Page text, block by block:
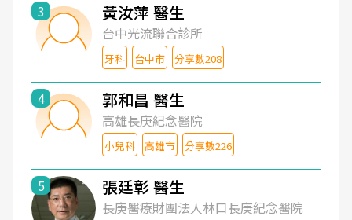
3 黃汝萍 醫生
台中光流聯合診所
牙科 台中市 分享數208
4 郭和昌 醫生
高雄長庚紀念醫院
小兒科 高雄市 分享數226
5 張廷彰 醫生
長庚醫療財團法人林口長庚紀念醫院